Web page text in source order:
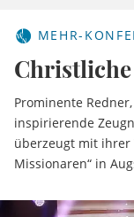
MEHR-
Prominente
inspirierende
überzeugt mit ihrer
Missionaren“ in